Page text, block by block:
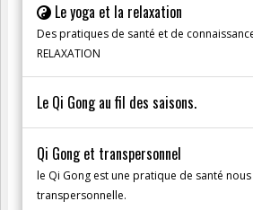
Le yoga et la relaxation
Des pratiques de santé et de
RELAXATION
Le Qi Gong au fil des saisons.
Qi Gong et transpersonnel
le Qi Gong est une pratique de santé
transpersonnelle.